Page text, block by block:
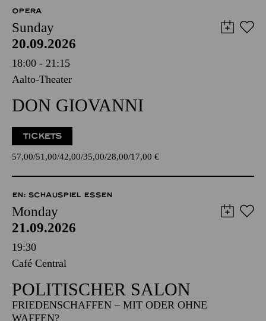
OPERA
Sunday
20.09.2026
18:00 - 21:15
Aalto-Theater
DON GIOVANNI
TICKETS
57,00 51,00 42,00 35,00 28,00 17,00 €
EN: SCHAUSPIEL ESSEN
Monday
21.09.2026
19:30
Café Central
POLITISCHER SALON
FRIEDENSCHAFFEN – MIT ODER OHNE
WAFFEN?